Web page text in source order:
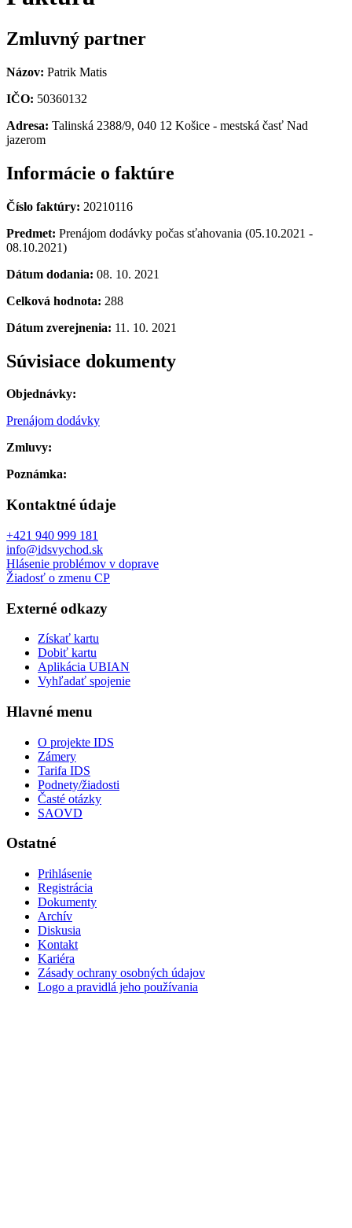
Zmluvný partner
Názov: Patrik Matis
IČO: 50360132
Adresa: Talinská 2388/9, 040 12 Košice - mestská časť Nad
jazerom
Informácie o faktúre
Číslo faktúry: 20210116
Predmet: Prenájom dodávky počas sťahovania (05.10.2021 -
08.10.2021)
Dátum dodania: 08. 10. 2021
Celková hodnota: 288
Dátum zverejnenia: 11. 10. 2021
Súvisiace dokumenty
Objednávky:
Prenájom dodávky
Zmluvy:
Poznámka:
Kontaktné údaje
+421 940 999 181
info@idsvychod.sk
Hlásenie problémov v doprave
Žiadosť o zmenu CP
Externé odkazy
Získať kartu
Dobiť kartu
Aplikácia UBIAN
Vyhľadať spojenie
Hlavné menu
O projekte IDS
Zámery
Tarifa IDS
Podnety/žiadosti
Časté otázky
SAOVD
Ostatné
Prihlásenie
Registrácia
Dokumenty
Archív
Diskusia
Kontakt
Kariéra
Zásady ochrany osobných údajov
Logo a pravidlá jeho používania